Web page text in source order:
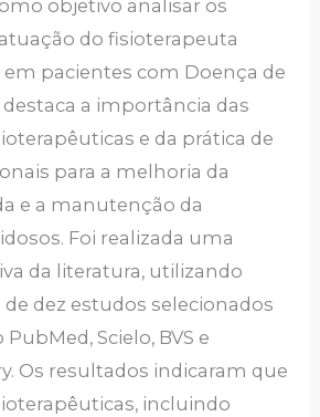
objetivo analisar os
do fisioterapeuta
pacientes com Doença de
a importância das
e da prática de
para a melhoria da
e a manutenção da
Foi realizada uma
da literatura, utilizando
dez estudos selecionados
Scielo, BVS e
Os resultados indicaram que
incluindo